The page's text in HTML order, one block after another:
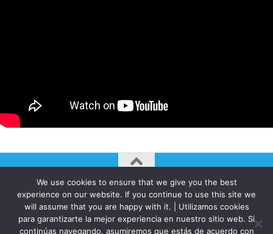
AUTOGIRO/el giro del arte actual © JAVIER MARTINEZ 2026. All
Rights Reserved.
Funciona con - Diseñado con elTema Hueman
We use cookies to ensure that we give you the best
experience on our website. If you continue to use this site we
will assume that you are happy with it. | Utilizamos cookies
para garantizarte la mejor experiencia en nuestro sitio web. Si
continúas navegando, asumiremos que estás de acuerdo con